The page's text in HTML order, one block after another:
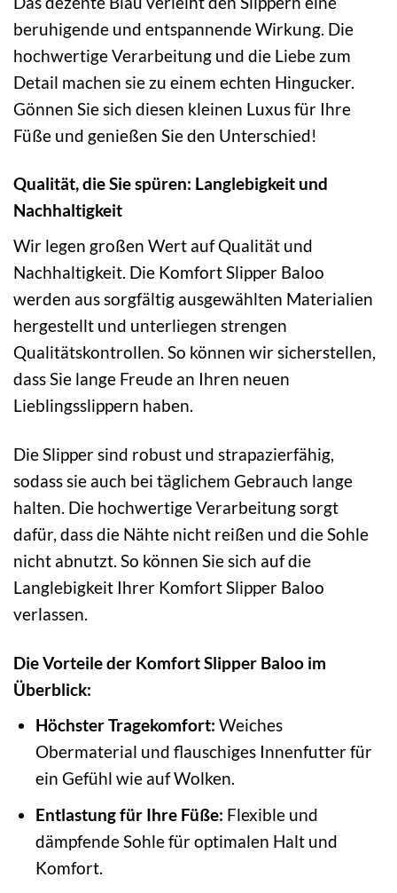
beruhigende und entspannende Wirkung. Die
hochwertige Verarbeitung und die Liebe zum
Detail machen sie zu einem echten Hingucker.
Gönnen Sie sich diesen kleinen Luxus für Ihre
Füße und genießen Sie den Unterschied!
Qualität, die Sie spüren: Langlebigkeit und
Nachhaltigkeit
Wir legen großen Wert auf Qualität und
Nachhaltigkeit. Die Komfort Slipper Baloo
werden aus sorgfältig ausgewählten Materialien
hergestellt und unterliegen strengen
Qualitätskontrollen. So können wir sicherstellen,
dass Sie lange Freude an Ihren neuen
Lieblingsslippern haben.
Die Slipper sind robust und strapazierfähig,
sodass sie auch bei täglichem Gebrauch lange
halten. Die hochwertige Verarbeitung sorgt
dafür, dass die Nähte nicht reißen und die Sohle
nicht abnutzt. So können Sie sich auf die
Langlebigkeit Ihrer Komfort Slipper Baloo
verlassen.
Die Vorteile der Komfort Slipper Baloo im
Überblick:
Höchster Tragekomfort: Weiches
Obermaterial und flauschiges Innenfutter für
ein Gefühl wie auf Wolken.
Entlastung für Ihre Füße: Flexible und
dämpfende Sohle für optimalen Halt und
Komfort.